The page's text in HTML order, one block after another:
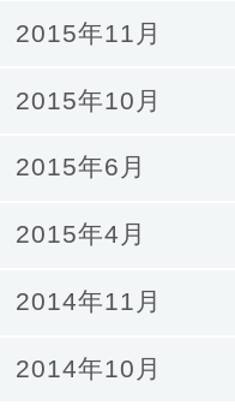
2015年11月
2015年10月
2015年6月
2015年4月
2014年11月
2014年10月